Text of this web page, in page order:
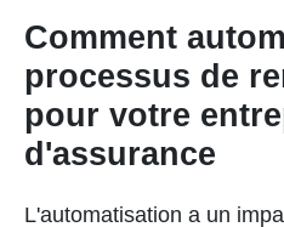
Comment
processus de
pour votre
d'assurance
L'automatisation a un